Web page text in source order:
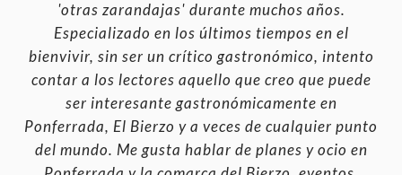
'otras zarandajas' durante muchos años.
Especializado en los últimos tiempos en el
bienvivir, sin ser un crítico gastronómico, intento
contar a los lectores aquello que creo que puede
ser interesante gastronómicamente en
Ponferrada, El Bierzo y a veces de cualquier punto
del mundo. Me gusta hablar de planes y ocio en